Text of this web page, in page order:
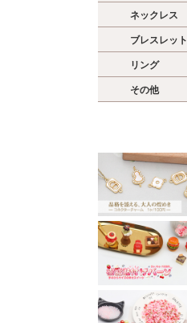
ネックレス
ブレスレット
リング
その他